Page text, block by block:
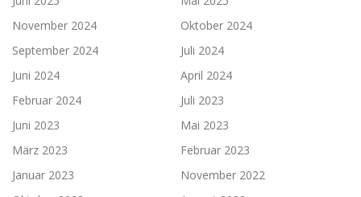
November 2024
Oktober 2024
September 2024
Juli 2024
Juni 2024
April 2024
Februar 2024
Juli 2023
Juni 2023
Mai 2023
März 2023
Februar 2023
Januar 2023
November 2022